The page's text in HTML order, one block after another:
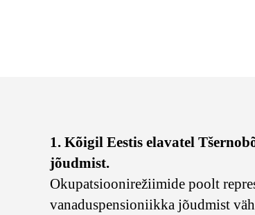
1. Kõigil Eestis elavatel
jõudmist.
Okupatsioonirežiimide poolt
vanaduspensioniikka jõudmist